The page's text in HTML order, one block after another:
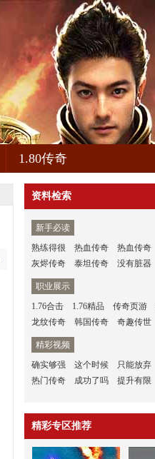
1.80传奇
资料检索
新手必读
熟练得很
热血传奇 热血传奇
灰烬传奇
泰坦传奇 没有脏器
职业展示
1.76合击
1.76精品 传奇页游
龙纹传奇
韩国传奇 奇趣传世
精彩视频
确实够强
这个时候 只能放弃
热门传奇
成功了吗 提升有限
精彩专区推荐